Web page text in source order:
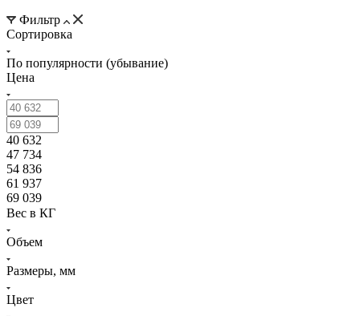
Фильтр
Сортировка
По популярности (убывание)
Цена
40 632
47 734
54 836
61 937
69 039
Вес в КГ
Объем
Размеры, мм
Цвет